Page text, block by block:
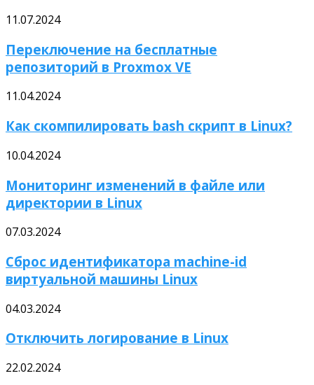
11.07.2024
Переключение на бесплатные
репозиторий в Proxmox VE
11.04.2024
Как скомпилировать bash скрипт в Linux?
10.04.2024
Мониторинг изменений в файле или
директории в Linux
07.03.2024
Сброс идентификатора machine-id
виртуальной машины Linux
04.03.2024
Отключить логирование в Linux
22.02.2024